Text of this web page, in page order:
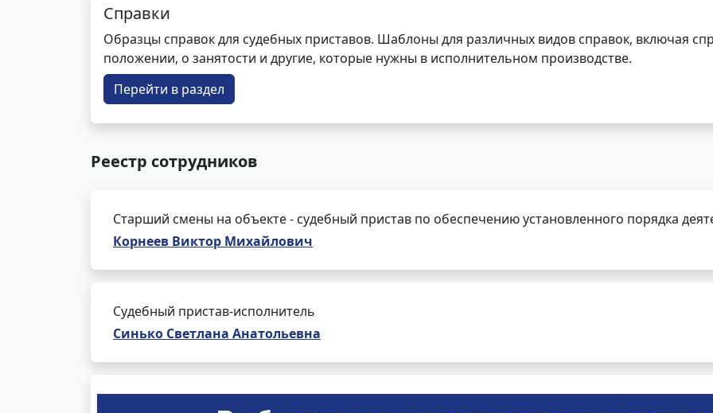
Справки
Образцы справок для судебных приставов. Шаблоны для различных видов справок, включая
положении, о занятости и другие, которые нужны в исполнительном производстве.
Перейти в раздел
Реестр сотрудников
Старший смены на объекте - судебный пристав по обеспечению установленного порядка
Корнеев Виктор Михайлович
Судебный пристав-исполнитель
Синько Светлана Анатольевна